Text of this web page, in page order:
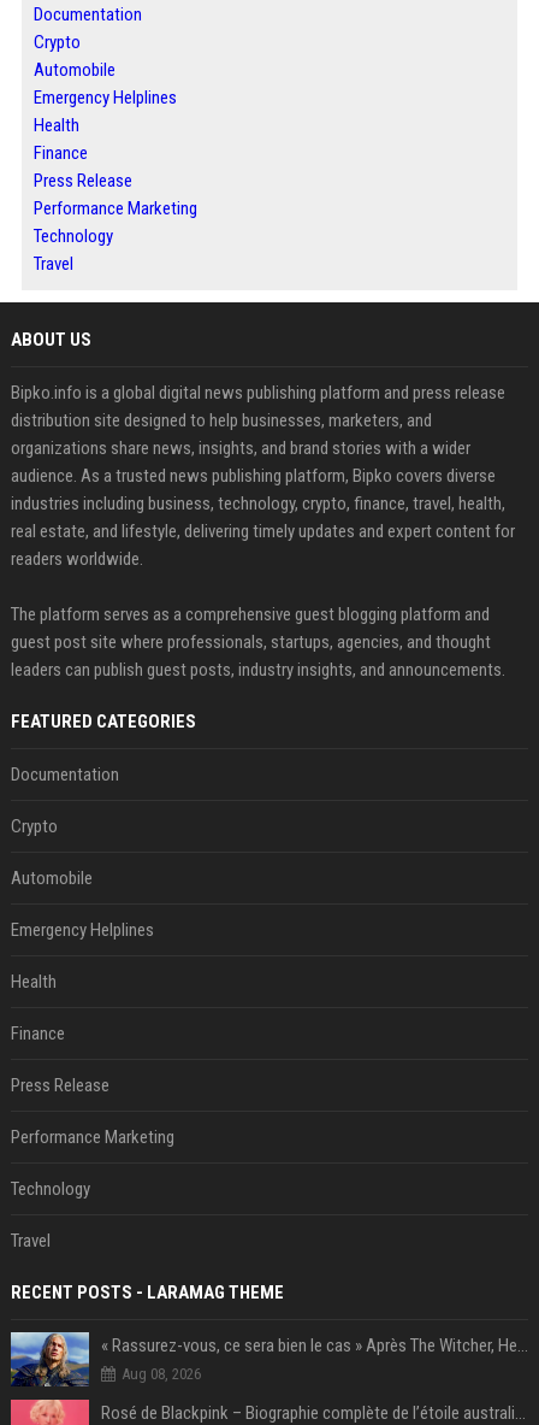
Documentation
Crypto
Automobile
Emergency Helplines
Health
Finance
Press Release
Performance Marketing
Technology
Travel
ABOUT US
Bipko.info is a global digital news publishing platform and press release
distribution site designed to help businesses, marketers, and
organizations share news, insights, and brand stories with a wider
audience. As a trusted news publishing platform, Bipko covers diverse
industries including business, technology, crypto, finance, travel, health,
real estate, and lifestyle, delivering timely updates and expert content for
readers worldwide.
The platform serves as a comprehensive guest blogging platform and
guest post site where professionals, startups, agencies, and thought
leaders can publish guest posts, industry insights, and announcements.
FEATURED CATEGORIES
Documentation
Crypto
Automobile
Emergency Helplines
Health
Finance
Press Release
Performance Marketing
Technology
Travel
RECENT POSTS - LARAMAG THEME
« Rassurez-vous, ce sera bien le cas » Après The Witcher, Henry Cavill donne de bonnes nouvelles pour cette série d'une licence encore plus culte et il aura le réalisateur parfait avec lui
Aug 08, 2026
Rosé de Blackpink – Biographie complète de l’étoile australienne qui a conquis le monde (2025)